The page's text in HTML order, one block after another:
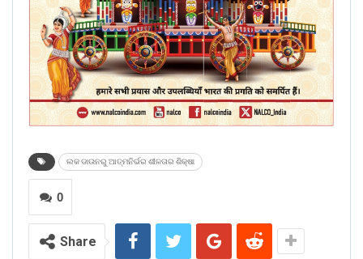
ଲକ ଡାଉନରୁ ଆତ୍ମନିର୍ଭର ଶୀଳତାର ଶିକ୍ଷା
0
Share